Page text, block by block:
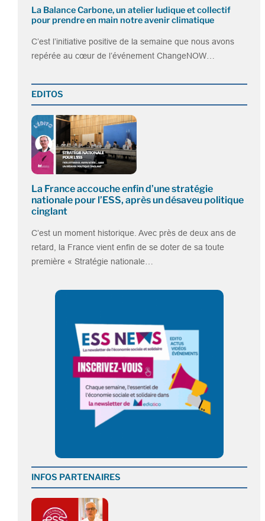
La Balance Carbone, un atelier ludique et collectif
pour prendre en main notre avenir climatique
C’est l’initiative positive de la semaine que nous avons
repérée au cœur de l’événement ChangeNOW…
EDITOS
La France accouche enfin d’une stratégie
nationale pour l’ESS, après un désaveu politique
cinglant
C’est un moment historique. Avec près de deux ans de
retard, la France vient enfin de se doter de sa toute
première « Stratégie nationale…
INFOS PARTENAIRES